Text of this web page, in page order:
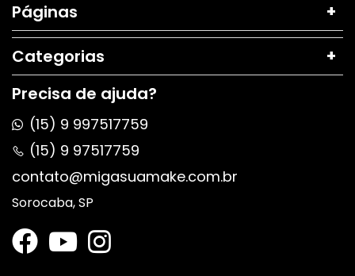
Precisa de ajuda?
(15) 9 997517759
(15) 9 97517759
contato@migasuamake.com.br
Sorocaba, SP
Páginas
Categorias